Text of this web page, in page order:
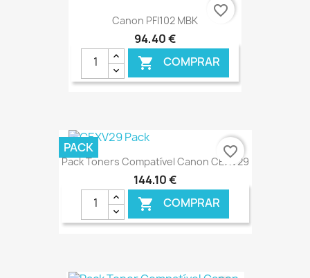
Canon PFI102 MBK
94,40 €
 COMPRAR
€ ONLINE
favorite_border
Pack Toners Compatível Canon CEXV29
144,10 €
 COMPRAR
PACK favorite_border